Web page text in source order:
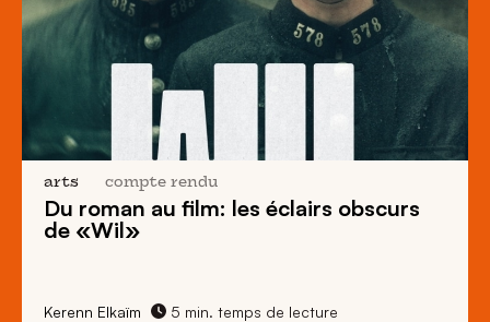
arts compte rendu
Du roman au film: les éclairs obscurs
de «Wil»
Kerenn Elkaïm 5 min. temps de lecture